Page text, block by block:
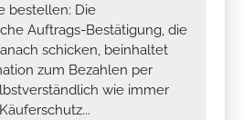
bestellen: Die
Auftrags-Bestätigung, die
schicken, beinhaltet
zum Bezahlen per
wie immer